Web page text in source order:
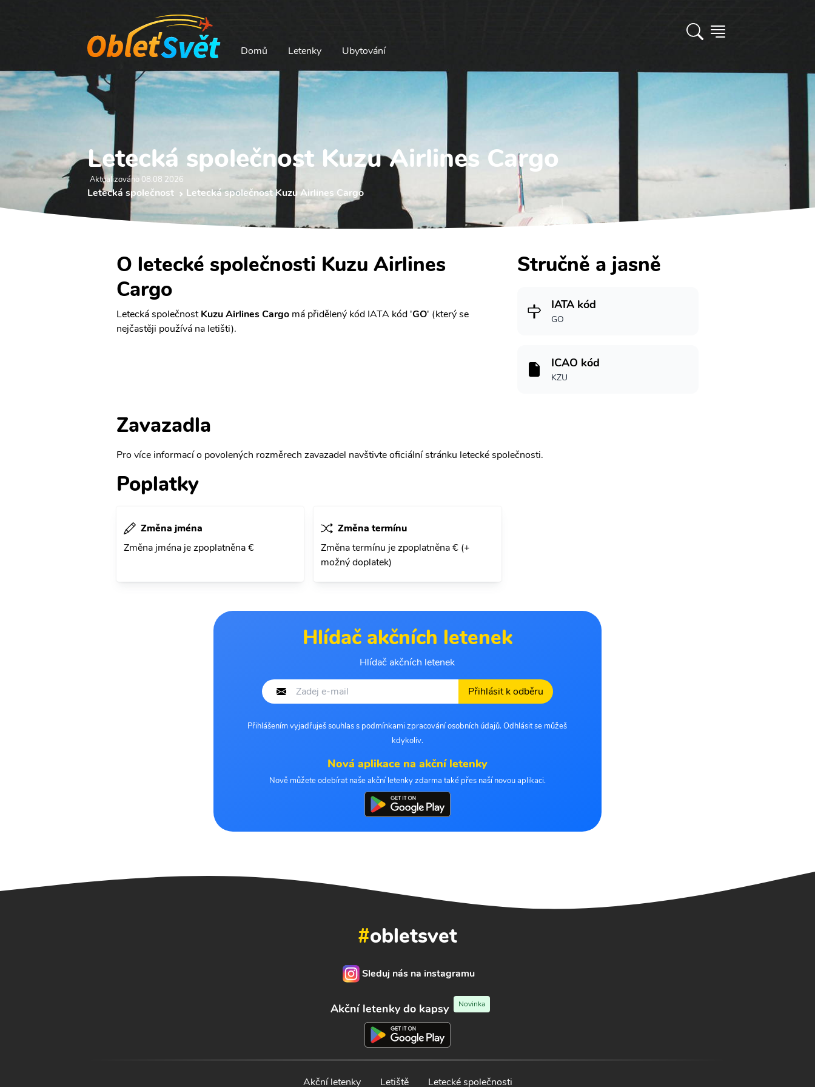
Domů Letenky Ubytování
Letecká společnost Kuzu Airlines Cargo
Aktualizováno 08.08 2026
Letecká společnost Letecká společnost Kuzu Airlines Cargo
O letecké společnosti Kuzu Airlines
Cargo
Letecká společnostKuzu Airlines Cargo má přidělený kód IATA kód 'GO' (který se
nejčastěji používá na letišti).
Stručně a jasně
IATA kód
GO
ICAO kód
KZU
Zavazadla
Pro více informací o povolených rozměrech zavazadel navštivte oficiální stránku letecké společnosti.
Poplatky
Změna jména
Změna jména je zpoplatněna €
Změna termínu
Změna termínu je zpoplatněna € (+
možný doplatek)
Hlídač akčních letenek
Hlídač akčních letenek
Přihlásit k odběru
Přihlášením vyjadřuješ souhlas s podmínkami zpracování osobních údajů. Odhlásit se můžeš
kdykoliv.
Nová aplikace na akční letenky
Nově můžete odebírat naše akční letenky zdarma také přes naší novou aplikaci.
#obletsvet
Sleduj nás na instagramu
Akční letenky do kapsy Novinka
Akční letenky Letiště Letecké společnosti